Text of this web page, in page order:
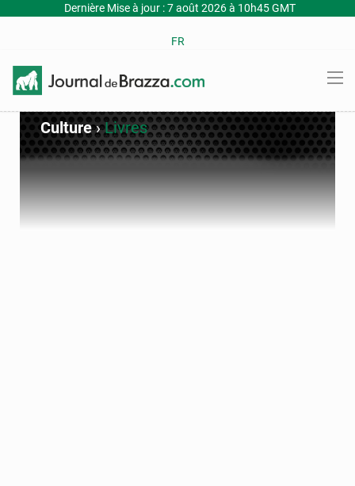
Dernière Mise à jour : 7 août 2026 à 10h45 GMT
FR
Culture›Livres